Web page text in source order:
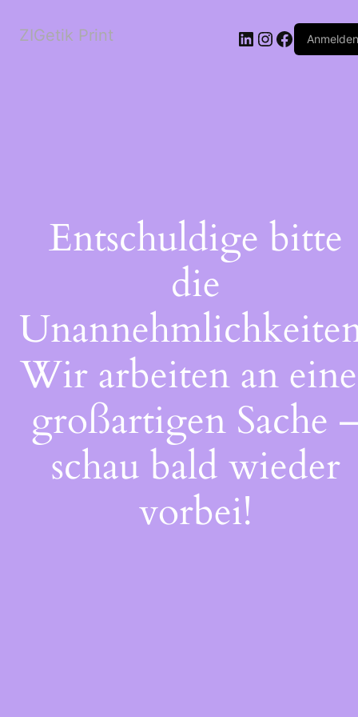
ZIGetik Print Anmelden
Entschuldige bitte
die
Wir arbeiten an
großartigen Sache
schau bald wieder
vorbei!